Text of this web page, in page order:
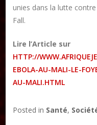
Les ateliers
Formation en Édition
unies dans la lutte
Fall.
Lire l’Article sur
HTTP://
EBOLA-AU-MALI-LE-
AU-MALI.HTML
Posted in Santé,